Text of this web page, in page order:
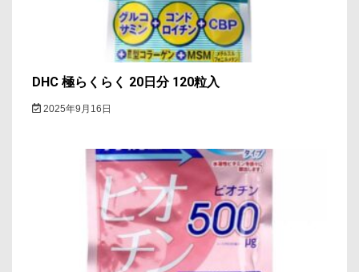
DHC 極らくらく 20日分 120粒入
2025年9月16日